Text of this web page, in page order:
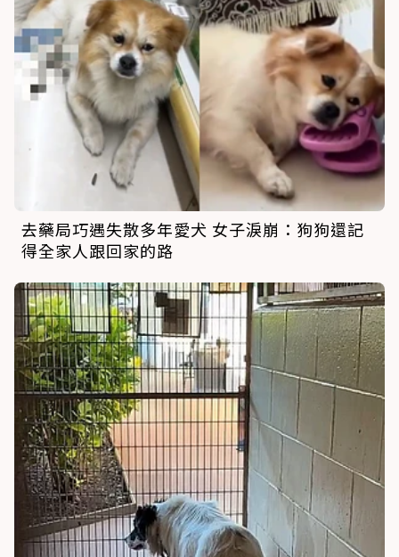
去藥局巧遇失散多年愛犬 女子淚崩：狗狗還記
得全家人跟回家的路